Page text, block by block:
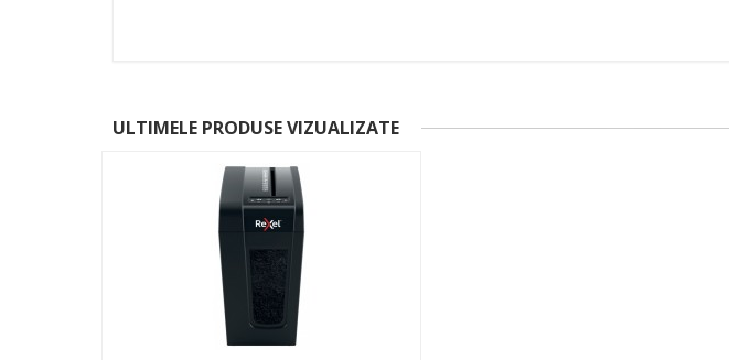
ULTIMELE PRODUSE VIZUALIZATE